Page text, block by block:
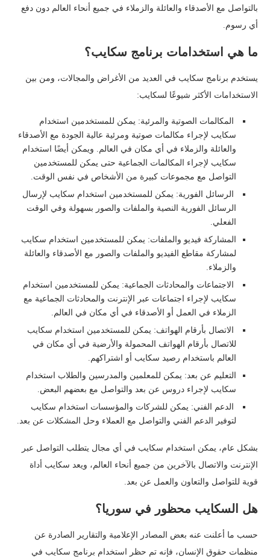
بالتواصل مع الأصدقاء والعائلة والزملاء في جميع أنحاء العالم دون دفع
أي رسوم.
ما هي استخدامات برنامج سكايب؟
يستخدم برنامج سكايب في العديد من الأغراض والمجالات، ومن بين
الاستخدامات الأكثر شيوعًا لسكايب:
المكالمات الصوتية والمرئية: يمكن للمستخدمين استخدام
سكايب لإجراء مكالمات صوتية ومرئية عالية الجودة مع الأصدقاء
والعائلة والزملاء في أي مكان في العالم. ويمكن أيضًا استخدام
سكايب لإجراء المكالمات الجماعية حتى يمكن للمستخدمين
التواصل مع مجموعات كبيرة من الأشخاص في نفس الوقت.
الرسائل الفورية: يمكن للمستخدمين استخدام سكايب لإرسال
الرسائل الفورية النصية والملفات والصور بسهولة وفي الوقت
الفعلي.
المشاركة فيديو والملفات: يمكن للمستخدمين استخدام سكايب
لمشاركة مقاطع الفيديو والملفات والصور مع الأصدقاء والعائلة
والزملاء.
الاجتماعات والمحادثات الجماعية: يمكن للمستخدمين استخدام
سكايب لإجراء اجتماعات عبر الإنترنت والمحادثات الجماعية مع
الزملاء في العمل أو الأصدقاء في أي مكان في العالم.
الاتصال بأرقام الهواتف: يمكن للمستخدمين استخدام سكايب
للاتصال بأرقام الهواتف المحمولة والأرضية في أي مكان في
العالم باستخدام رصيد سكايب أو اشتراكهم.
التعليم عن بعد: يمكن للمعلمين والمدرسين والطلاب استخدام
سكايب لإجراء دروس عن بعد والتواصل مع بعضهم البعض.
الدعم الفني: يمكن للشركات والمؤسسات استخدام سكايب
لتوفير الدعم الفني والتواصل مع العملاء وحل المشكلات عن بعد.
بشكل عام، يمكن استخدام سكايب في أي مجال يتطلب التواصل عبر
الإنترنت والاتصال بالآخرين من جميع أنحاء العالم، ويعد سكايب أداة
قوية للتواصل والتعاون والعمل عن بعد.
هل السكايب محظور في سوريا؟
حسب ما أعلنت عنه بعض المصادر الإعلامية والتقارير الصادرة عن
منظمات حقوق الإنسان، فإنه تم حظر استخدام برنامج سكايب في